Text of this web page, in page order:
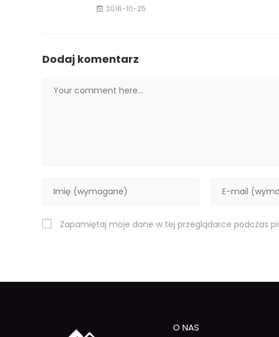
2016-10-25
Dodaj komentarz
Zapamiętaj moje dane w tej przeglądarce podczas
O NAS